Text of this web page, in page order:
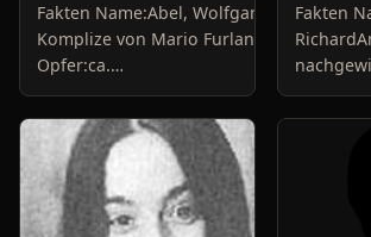
Fakten Name:Abel, Wolfgang;
Komplize von Mario FurlanAnzahl
Opfer:ca.
10+Delikte/Tötungsarten:Mord,
BrandstiftungFestnahme:1984Urteil:30
Jahre Haft,...
Fakten
war